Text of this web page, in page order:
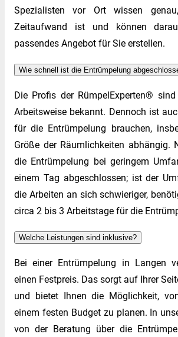
Spezialisten vor Ort wissen
Zeitaufwand ist und können
passendes Angebot für Sie erstellen.
Wie schnell ist die Entrümpelung
Die Profis der RümpelExperten®
Arbeitsweise bekannt. Dennoch ist
für die Entrümpelung brauchen,
Größe der Räumlichkeiten abhängig.
die Entrümpelung bei geringem
einem Tag abgeschlossen; ist der
die Arbeiten an sich schwieriger,
circa 2 bis 3 Arbeitstage für die
Welche Leistungen sind inklusive?
Bei einer Entrümpelung in Langen
einen Festpreis. Das sorgt auf Ihrer
und bietet Ihnen die Möglichkeit,
einem festen Budget zu planen. In
von der Beratung über die